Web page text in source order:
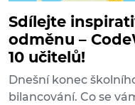
Sdílejte
odměnu –
10 učitelů!
Dnešní konec
bilancování. Co se